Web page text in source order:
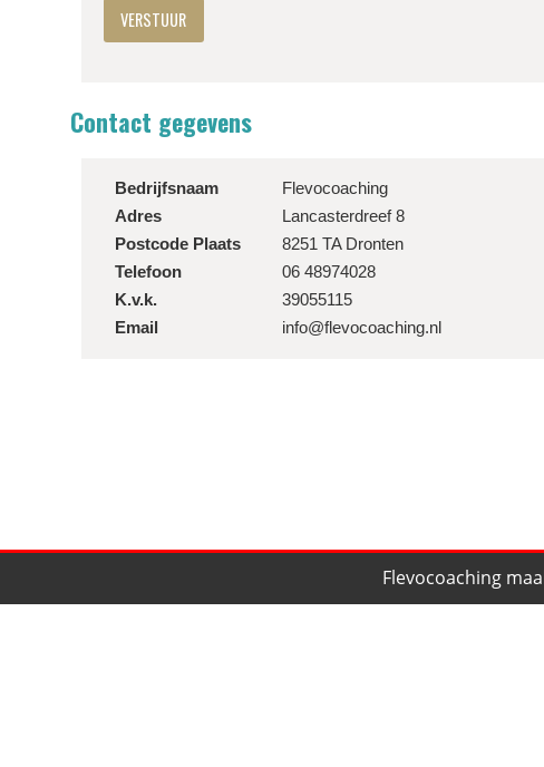
Contact gegevens
Bedrijfsnaam
Flevocoaching
Adres
Lancasterdreef 8
Postcode Plaats 8251 TA Dronten
Telefoon
06 48974028
K.v.k.
39055115
Email
info@flevocoaching.nl
Flevocoaching